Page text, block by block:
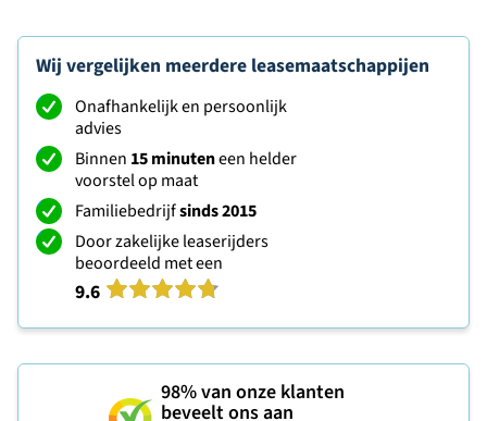
Wij vergelijken meerdere leasemaatschappijen
Onafhankelijk en persoonlijk
advies
Binnen 15 minuteneen helder
voorstel op maat
Familiebedrijfsinds 2015
Door zakelijke leaserijders
beoordeeld met een
9.6
98%van onze klanten
beveelt ons aan